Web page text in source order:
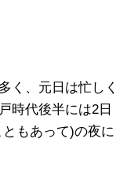
く、元日は忙しく
時代後半には2日
もあって)の夜に